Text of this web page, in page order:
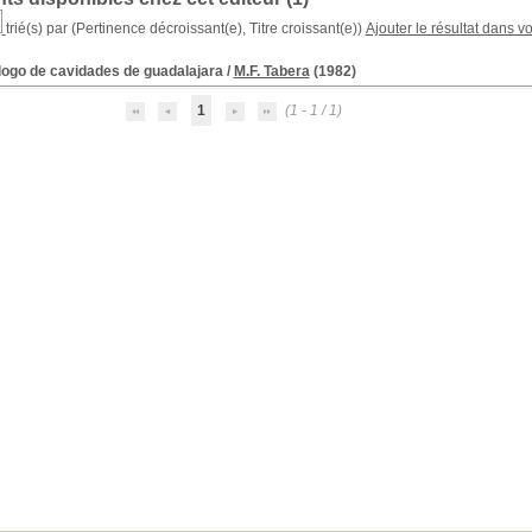
trié(s) par (Pertinence décroissant(e), Titre croissant(e)) Ajouter le résultat dans
de cavidades de guadalajara/ M.F. Tabera(1982)
1 (1 - 1 / 1)